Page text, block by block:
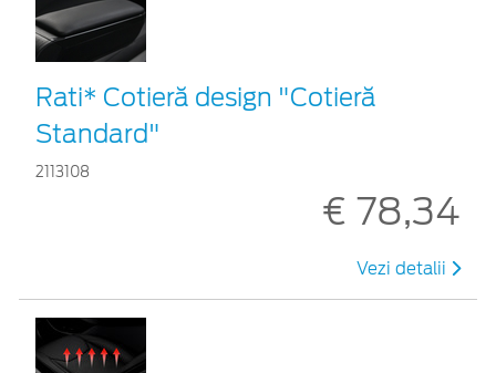
Rati* Cotieră design "Cotieră
Standard"
2113108
€ 78,34
Vezi detalii